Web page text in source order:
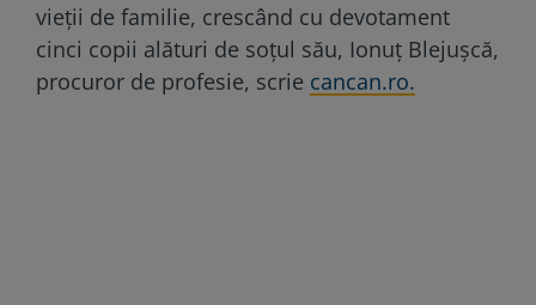
vieții de familie, crescând cu devotament
cinci copii alături de soțul său, Ionuț Blejușcă,
procuror de profesie, scrie cancan.ro.